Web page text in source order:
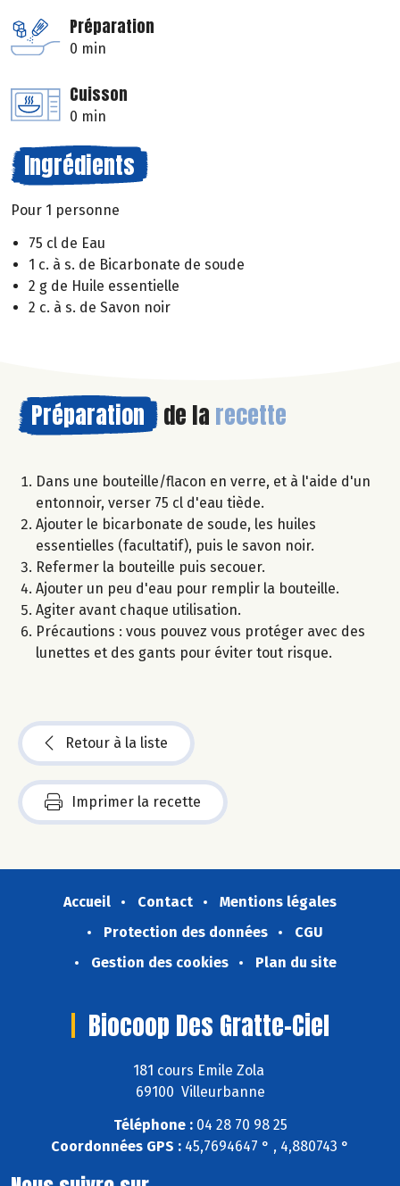
Préparation
0 min
Cuisson
0 min
Ingrédients
Pour 1 personne
75 cl de Eau
1 c. à s. de Bicarbonate de soude
2 g de Huile essentielle
2 c. à s. de Savon noir
Préparation de la recette
Dans une bouteille/flacon en verre, et à l'aide d'un
entonnoir, verser 75 cl d'eau tiède.
Ajouter le bicarbonate de soude, les huiles
essentielles (facultatif), puis le savon noir.
Refermer la bouteille puis secouer.
Ajouter un peu d'eau pour remplir la bouteille.
Agiter avant chaque utilisation.
Précautions : vous pouvez vous protéger avec des
lunettes et des gants pour éviter tout risque.
Retour à la liste
Imprimer la recette
Accueil Contact
Mentions légales
Protection des données
CGU
Gestion des cookies
Plan du site
Biocoop Des Gratte-Ciel
181 cours Emile Zola
69100 Villeurbanne
Téléphone :04 28 70 98 25
Coordonnées GPS : 45,7694647 ° , 4,880743 °